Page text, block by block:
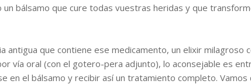
bálsamo que cure todas vuestras heridas y que
que contiene ese medicamento, un elixir milagroso
vía oral (con el gotero-pera adjunto), lo aconsejable es
en el bálsamo y recibir así un tratamiento completo. Vamos